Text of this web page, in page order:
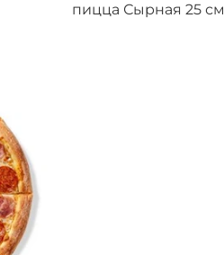
пицца Сырная 25 см